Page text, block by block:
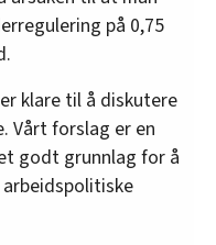
på 0,75
klare til å diskutere
Vårt forslag er en
godt grunnlag for å